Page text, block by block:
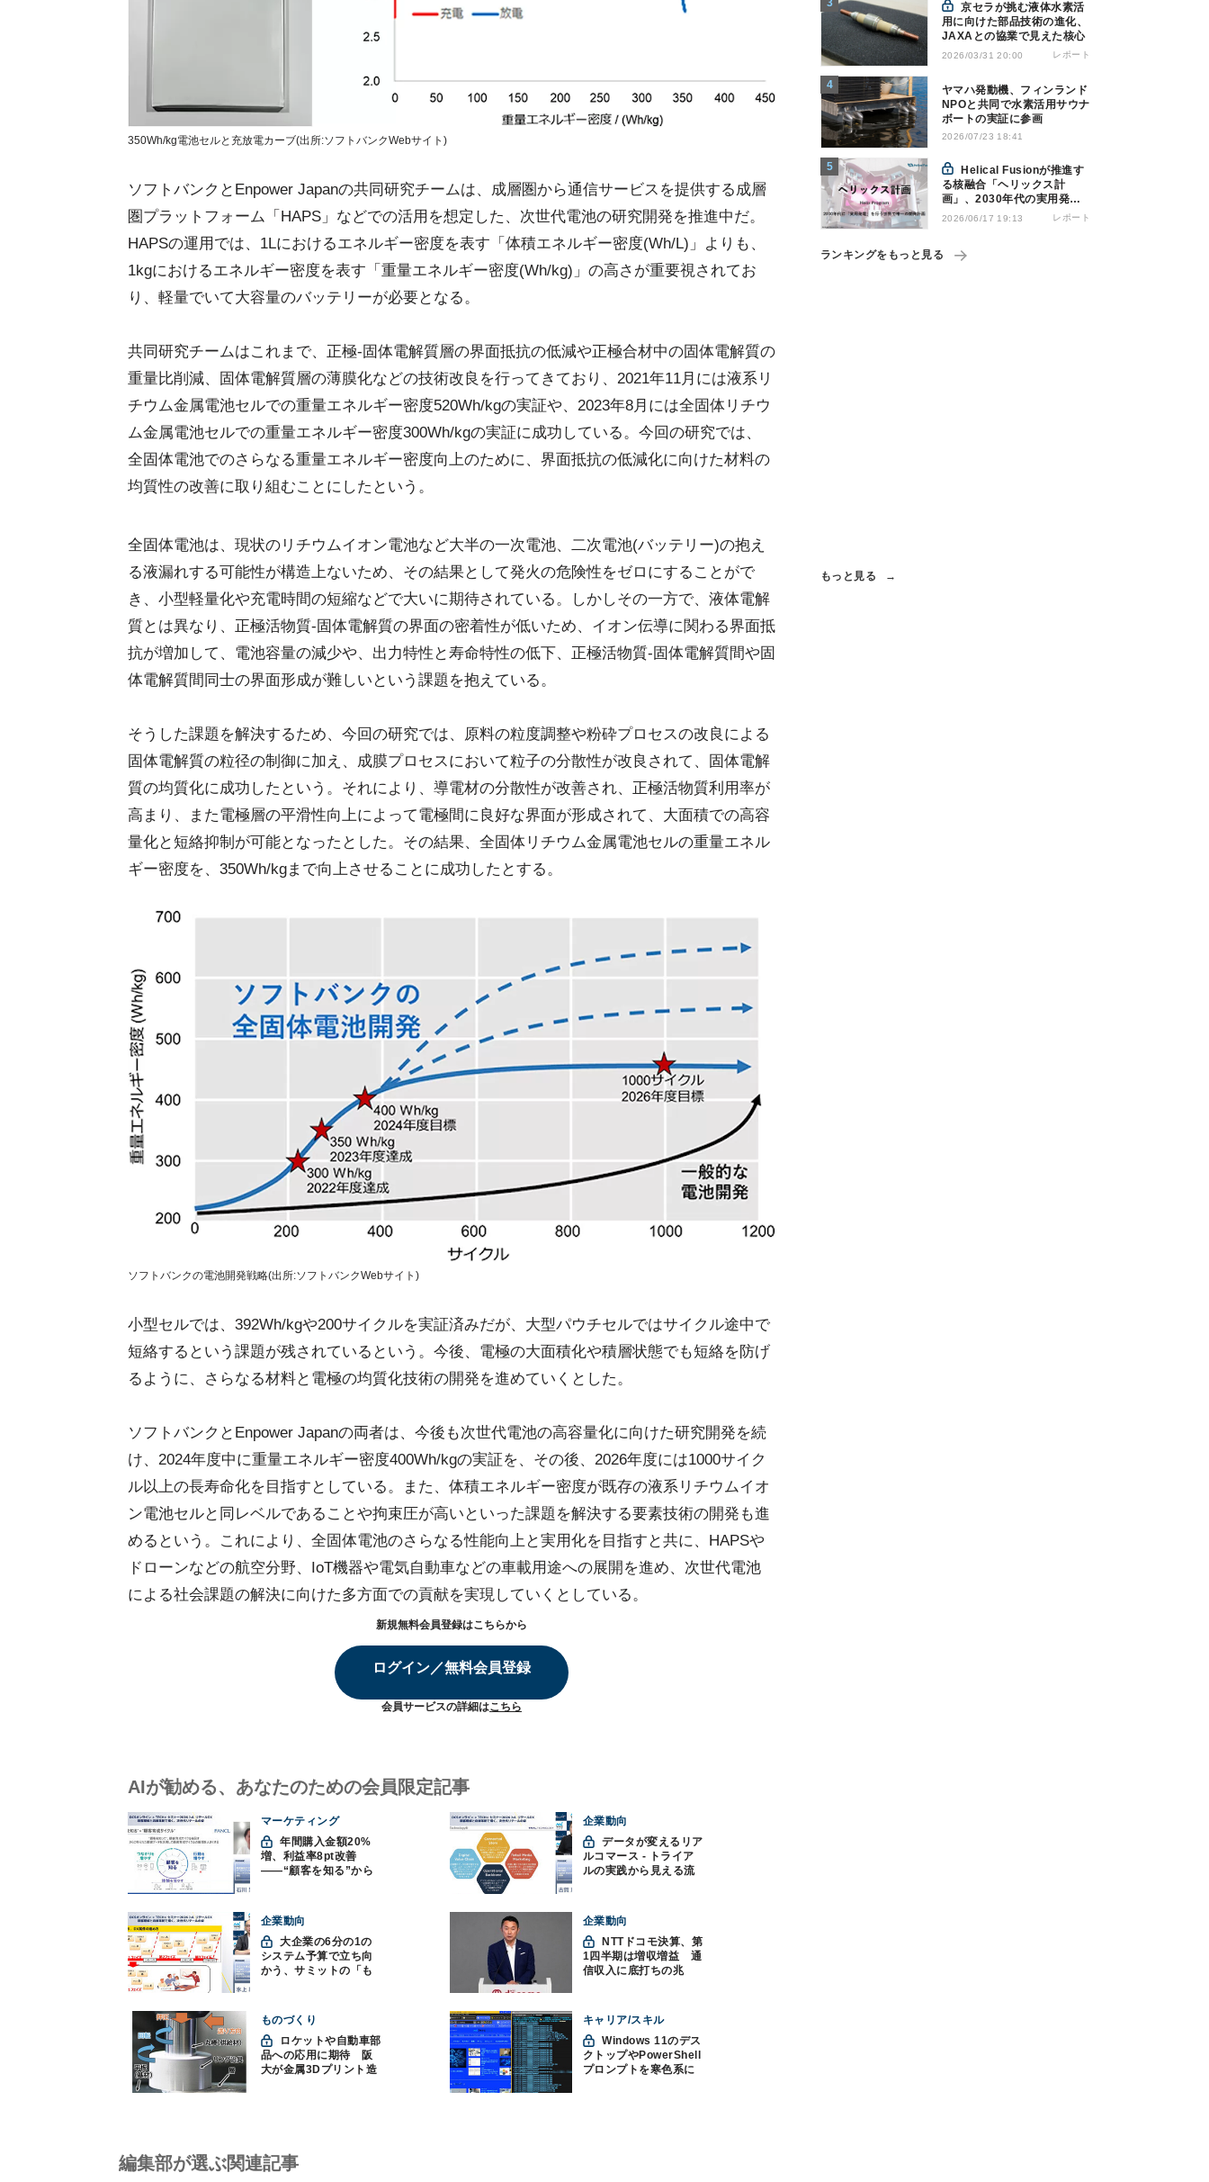
350Wh/kg電池セルと充放電カーブ(出所:ソフトバンクWebサイト)
ソフトバンクとEnpower Japanの共同研究チームは、成層圏から通信サービスを提供する成層
圏プラットフォーム「HAPS」などでの活用を想定した、次世代電池の研究開発を推進中だ。
HAPSの運用では、1Lにおけるエネルギー密度を表す「体積エネルギー密度(Wh/L)」よりも、
1kgにおけるエネルギー密度を表す「重量エネルギー密度(Wh/kg)」の高さが重要視されてお
り、軽量でいて大容量のバッテリーが必要となる。
共同研究チームはこれまで、正極-固体電解質層の界面抵抗の低減や正極合材中の固体電解質の
重量比削減、固体電解質層の薄膜化などの技術改良を行ってきており、2021年11月には液系リ
チウム金属電池セルでの重量エネルギー密度520Wh/kgの実証や、2023年8月には全固体リチウ
ム金属電池セルでの重量エネルギー密度300Wh/kgの実証に成功している。今回の研究では、
全固体電池でのさらなる重量エネルギー密度向上のために、界面抵抗の低減化に向けた材料の
均質性の改善に取り組むことにしたという。
全固体電池は、現状のリチウムイオン電池など大半の一次電池、二次電池(バッテリー)の抱え
る液漏れする可能性が構造上ないため、その結果として発火の危険性をゼロにすることがで
き、小型軽量化や充電時間の短縮などで大いに期待されている。しかしその一方で、液体電解
質とは異なり、正極活物質-固体電解質の界面の密着性が低いため、イオン伝導に関わる界面抵
抗が増加して、電池容量の減少や、出力特性と寿命特性の低下、正極活物質-固体電解質間や固
体電解質間同士の界面形成が難しいという課題を抱えている。
そうした課題を解決するため、今回の研究では、原料の粒度調整や粉砕プロセスの改良による
固体電解質の粒径の制御に加え、成膜プロセスにおいて粒子の分散性が改良されて、固体電解
質の均質化に成功したという。それにより、導電材の分散性が改善され、正極活物質利用率が
高まり、また電極層の平滑性向上によって電極間に良好な界面が形成されて、大面積での高容
量化と短絡抑制が可能となったとした。その結果、全固体リチウム金属電池セルの重量エネル
ギー密度を、350Wh/kgまで向上させることに成功したとする。
ソフトバンクの電池開発戦略(出所:ソフトバンクWebサイト)
小型セルでは、392Wh/kgや200サイクルを実証済みだが、大型パウチセルではサイクル途中で
短絡するという課題が残されているという。今後、電極の大面積化や積層状態でも短絡を防げ
るように、さらなる材料と電極の均質化技術の開発を進めていくとした。
ソフトバンクとEnpower Japanの両者は、今後も次世代電池の高容量化に向けた研究開発を続
け、2024年度中に重量エネルギー密度400Wh/kgの実証を、その後、2026年度には1000サイク
ル以上の長寿命化を目指すとしている。また、体積エネルギー密度が既存の液系リチウムイオ
ン電池セルと同レベルであることや拘束圧が高いといった課題を解決する要素技術の開発も進
めるという。これにより、全固体電池のさらなる性能向上と実用化を目指すと共に、HAPSや
ドローンなどの航空分野、IoT機器や電気自動車などの車載用途への展開を進め、次世代電池
による社会課題の解決に向けた多方面での貢献を実現していくとしている。
新規無料会員登録はこちらから
ログイン／無料会員登録
会員サービスの詳細はこちら
AIが勧める、あなたのための会員限定記事
マーケティング
年間購入金額20%
増、利益率8pt改善
——“顧客を知る”から
えるオムニチャネル
企業動向
データが変えるリア
ルコマース - トライア
ルの実践から見える流
企業動向
大企業の6分の1の
システム予算で立ち向
かう、サミットの「も
企業動向
NTTドコモ決算、第
1四半期は増収増益 通
信収入に底打ちの兆
ものづくり
品への応用に期待 阪
大が金属3Dプリント造
キャリア/スキル
Windows 11のデス
クトップやPowerShell
プロンプトを寒色系に
京セラが挑む液体水素活
用に向けた部品技術の進化、
JAXAとの協業で見えた核心
2026/03/31 20:00 レポート
ヤマハ発動機、フィンランド
NPOと共同で水素活用サウナ
ボートの実証に参画
2026/07/23 18:41
る核融合「ヘリックス計
画」、2030年代の実用発電
を計画
2026/06/17 19:13 レポート
ランキングをもっと見る
もっと見る
編集部が選ぶ関連記事